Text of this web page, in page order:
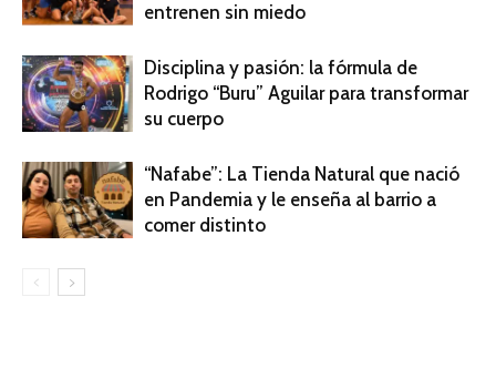
entrenen sin miedo
Disciplina y pasión: la fórmula de
Rodrigo “Buru” Aguilar para transformar
su cuerpo
“Nafabe”: La Tienda Natural que nació
en Pandemia y le enseña al barrio a
comer distinto